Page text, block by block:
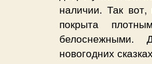
наличии. Так
покрыта
новогодних